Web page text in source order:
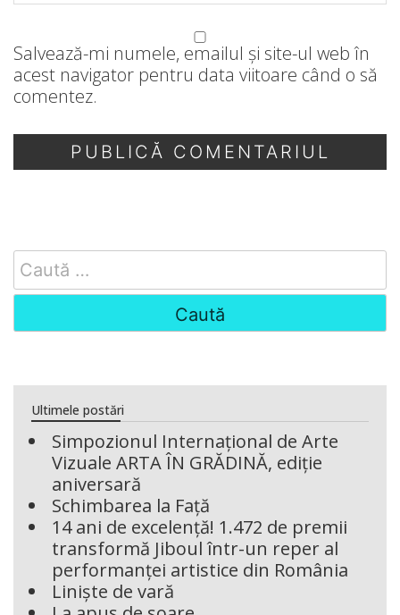
Salvează-mi numele, emailul și site-ul web în
acest navigator pentru data viitoare când o să
comentez.
Search
for:
Ultimele postări
Simpozionul Internațional de Arte
Vizuale ARTA ÎN GRĂDINĂ, ediție
aniversară
Schimbarea la Față
14 ani de excelență! 1.472 de premii
transformă Jiboul într-un reper al
performanței artistice din România
Liniște de vară